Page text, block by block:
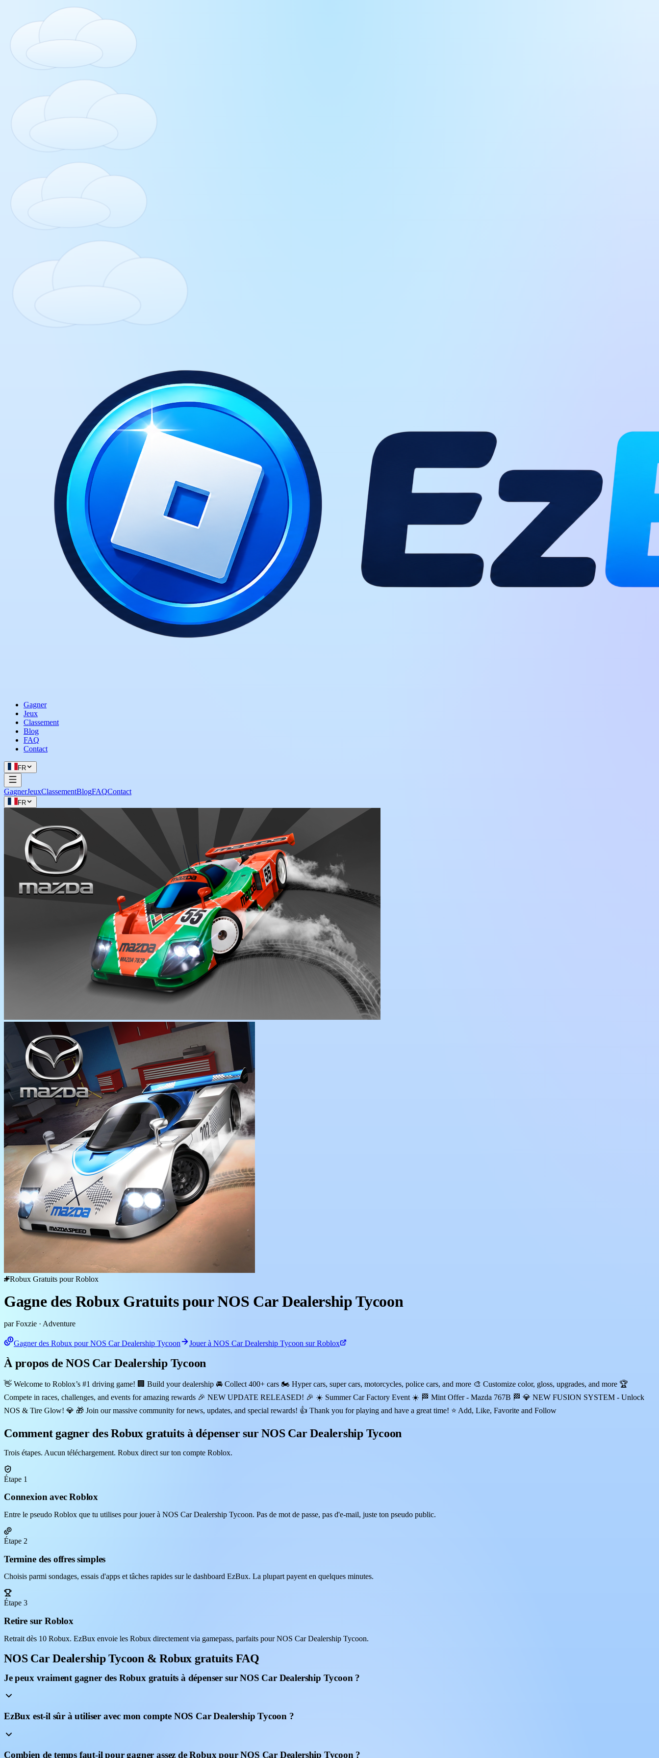
Gagner
Jeux
Classement
Blog
FAQ
Contact
FR
GagnerJeuxClassementBlogFAQContact
FR
Robux Gratuits pour Roblox
Gagne des Robux Gratuits pour NOS Car Dealership Tycoon
par Foxzie · Adventure
Gagner des Robux pour NOS Car Dealership Tycoon Jouer à NOS Car Dealership Tycoon sur Roblox
À propos de NOS Car Dealership Tycoon
👋 Welcome to Roblox’s #1 driving game! 🏢 Build your dealership 🚘 Collect 400+ cars 🏍️ Hyper cars, super cars, motorcycles, police cars, and more 🎨 Customize color, gloss, upgrades, and more 🏆
Compete in races, challenges, and events for amazing rewards 🎉 NEW UPDATE RELEASED! 🎉 ☀️ Summer Car Factory Event ☀️ 🏁 Mint Offer - Mazda 767B 🏁 💎 NEW FUSION SYSTEM - Unlock
NOS & Tire Glow! 💎 🎁 Join our massive community for news, updates, and special rewards! 👍 Thank you for playing and have a great time! ⭐ Add, Like, Favorite and Follow
Comment gagner des Robux gratuits à dépenser sur NOS Car Dealership Tycoon
Trois étapes. Aucun téléchargement. Robux direct sur ton compte Roblox.
Étape 1
Connexion avec Roblox
Entre le pseudo Roblox que tu utilises pour jouer à NOS Car Dealership Tycoon. Pas de mot de passe, pas d'e-mail, juste ton pseudo public.
Étape 2
Termine des offres simples
Choisis parmi sondages, essais d'apps et tâches rapides sur le dashboard EzBux. La plupart payent en quelques minutes.
Étape 3
Retire sur Roblox
Retrait dès 10 Robux. EzBux envoie les Robux directement via gamepass, parfaits pour NOS Car Dealership Tycoon.
NOS Car Dealership Tycoon & Robux gratuits FAQ
Je peux vraiment gagner des Robux gratuits à dépenser sur NOS Car Dealership Tycoon ?
EzBux est-il sûr à utiliser avec mon compte NOS Car Dealership Tycoon ?
Combien de temps faut-il pour gagner assez de Robux pour NOS Car Dealership Tycoon ?